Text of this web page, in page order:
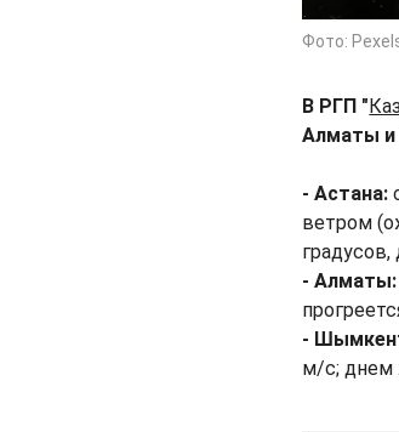
Фото:
В РГП "
Алматы и
- Астана:
ветром
- Алматы:
-
м/с; днем